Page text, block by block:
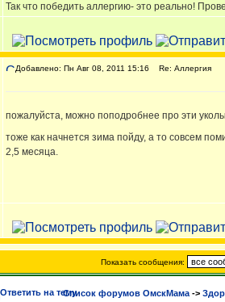
Так что победить аллергию- это реально!
Добавлено: Пн Авг 08, 2011 15:16 Re: Аллергия
пожалуйста, можно поподробнее про эти
тоже как начнется зима пойду, а то совсем
2,5 месяца.
Показать сообщения:
Список форумов ОмскМама ->